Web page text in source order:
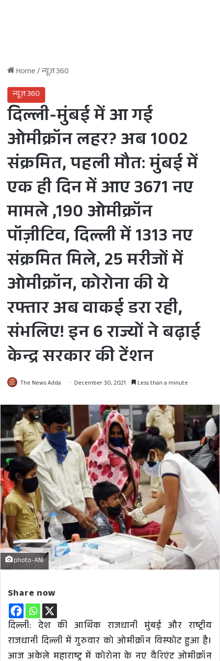
Home/न्यूज़ 360
न्यूज़ 360
दिल्ली-मुंबई में आ गई
ओमीक्रॉन लहर? अब 1002
संक्रमित, पहली मौत: मुंबई में
एक ही दिन में आए 3671 नए
मामले ,190 ओमीक्रॉन
पॉज़ीटिव, दिल्ली में 1313 नए
संक्रमित मिले, 25 मरीजों में
ओमीक्रॉन, कोरोना की ये
रफ्तार अब वाकई डरा रही,
संभलिए! इन 6 राज्यों ने बढ़ाई
केन्द्र सरकार की टेंशन
The News Adda December 30, 2021 Less than a minute
photo-ANI
Share now
दिल्ली: देश की आर्थिक राजधानी मुंबई और राष्ट्रीय
राजधानी दिल्ली में गुरुवार को ओमीक्रॉन विस्फोट हुआ है।
आज अकेले महाराष्ट्र में कोरोना के नए वैरिएंट ओमीक्रॉन